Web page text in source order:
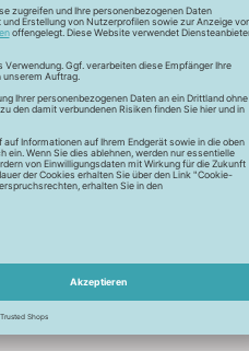
Schonwaschgang 30°C
Trocknen nicht möglich